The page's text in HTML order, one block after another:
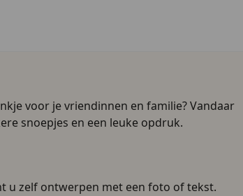
voor je vriendinnen en familie? Vandaar
snoepjes en een leuke opdruk.
u zelf ontwerpen met een foto of tekst.